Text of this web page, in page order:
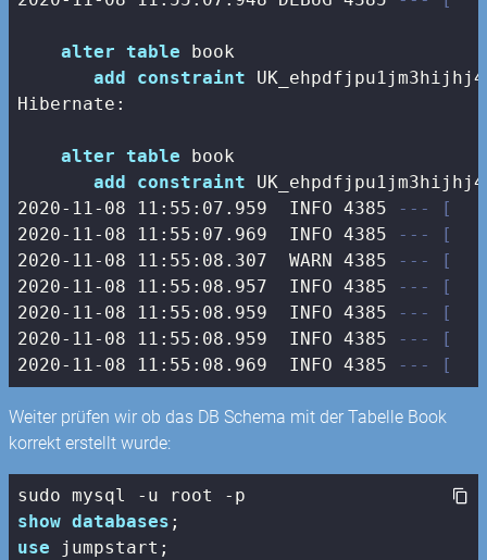
alter table book
add
constraint
Hibernate:
alter table book
add
constraint
2020-11 -08 11 : 55 : 07.959
  INFO
4385
--- [
2020-11 -08 11 : 55 : 07.969
  INFO
4385
--- [
2020-11 -08 11 : 55 : 08.307
  WARN
4385
--- [
2020-11 -08 11 : 55 : 08.957
  INFO
4385
--- [
2020-11 -08 11 : 55 : 08.959
  INFO
4385
--- [
2020-11 -08 11 : 55 : 08.959
  INFO
4385
--- [
2020-11 -08 11 : 55 : 08.969
  INFO
4385 --- [
Weiter prüfen wir ob das DB Schema mit der Tabelle Book
korrekt erstellt wurde:
show databases
use